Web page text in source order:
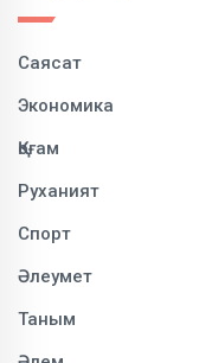
Саясат
Экономика
Қоғам
Руханият
Спорт
Әлеумет
Таным